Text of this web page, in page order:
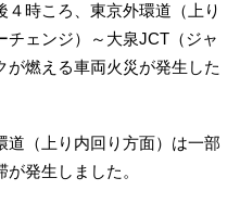
時ころ、東京外環道（上り
チェンジ）～大泉JCT（ジャ
が燃える車両火災が発生した
道（上り内回り方面）は一部
発生しました。